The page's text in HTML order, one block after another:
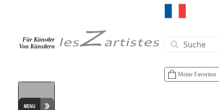
Für Künstler
Von Künstlern
Meine Favoriten